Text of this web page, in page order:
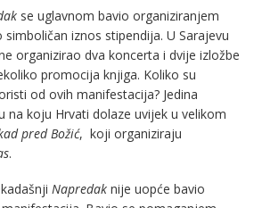
se uglavnom bavio organiziranjem
iznos stipendija. U Sarajevu
organizirao dva koncerta i dvije izložbe
promocija knjiga. Koliko su
od ovih manifestacija? Jedina
na koju Hrvati dolaze uvijek u velikom
pred Božić, koji organiziraju
.
Napredak nije uopće bavio